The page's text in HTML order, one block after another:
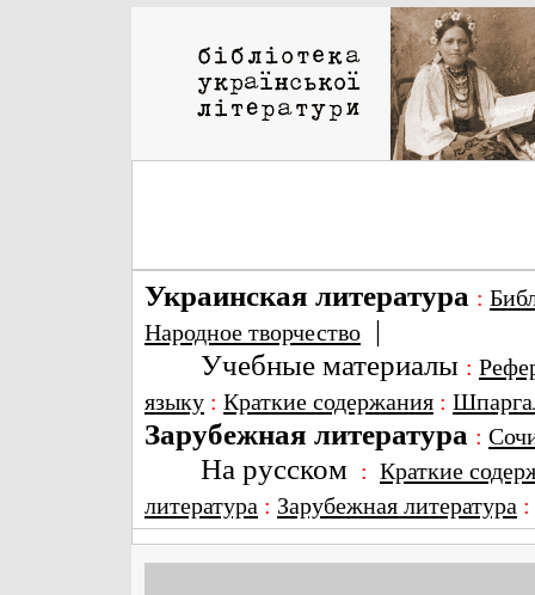
Украинская литература :
Народное творчество |
Учебные материалы :
языку : Краткие содержания :
Зарубежная литература :
На русском : Краткие
литература : Зарубежная литература